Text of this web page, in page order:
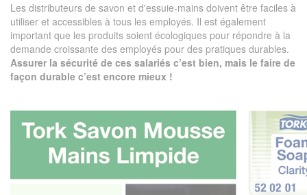
Les distributeurs de savon et d'essuie-mains doivent être faciles à
utiliser et accessibles à tous les employés. Il est également
important que les produits soient écologiques pour répondre à la
demande croissante des employés pour des pratiques durables.
Assurer la sécurité de ces salariés c’est bien, mais le faire de
façon durable c’est encore mieux !